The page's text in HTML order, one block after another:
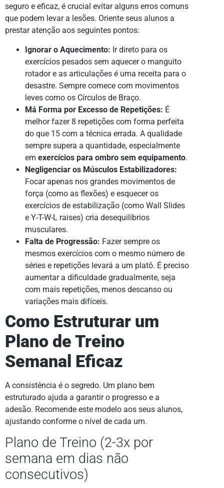
seguro e eficaz, é crucial evitar alguns erros comuns
que podem levar a lesões. Oriente seus alunos a
prestar atenção aos seguintes pontos:
Ignorar o Aquecimento: Ir direto para os
exercícios pesados sem aquecer o manguito
rotador e as articulações é uma receita para o
desastre. Sempre comece com movimentos
leves como os Círculos de Braço.
Má Forma por Excesso de Repetições: É
melhor fazer 8 repetições com forma perfeita
do que 15 com a técnica errada. A qualidade
sempre supera a quantidade, especialmente
em exercícios para ombro sem equipamento.
Negligenciar os Músculos Estabilizadores:
Focar apenas nos grandes movimentos de
força (como as flexões) e esquecer os
exercícios de estabilização (como Wall Slides
e Y-T-W-L raises) cria desequilíbrios
musculares.
Falta de Progressão: Fazer sempre os
mesmos exercícios com o mesmo número de
séries e repetições levará a um platô. É preciso
aumentar a dificuldade gradualmente, seja
com mais repetições, menos descanso ou
variações mais difíceis.
Como Estruturar um
Plano de Treino
Semanal Eficaz
A consistência é o segredo. Um plano bem
estruturado ajuda a garantir o progresso e a
adesão. Recomende este modelo aos seus alunos,
ajustando conforme o nível de cada um.
Plano de Treino (2-3x por
semana em dias não
consecutivos)